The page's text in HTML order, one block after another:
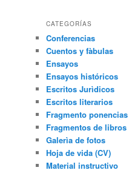
CATEGORÍAS
Conferencias
Cuentos y fàbulas
Ensayos
Ensayos históricos
Escritos Jurìdicos
Escritos literarios
Fragmento ponencias
Fragmentos de libros
Galerìa de fotos
Hoja de vida (CV)
Material instructivo